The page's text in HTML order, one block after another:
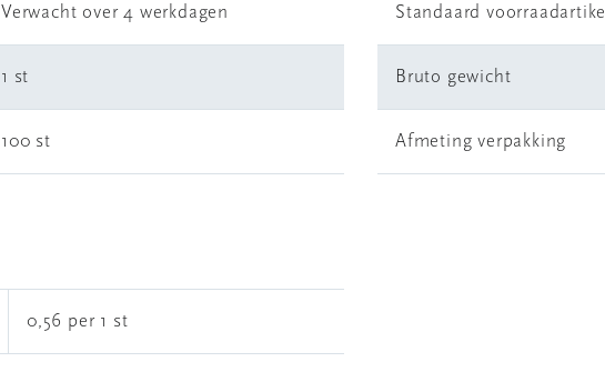
Verwacht over 4 werkdagen
1 st
100 st
Standaard voorraadartikel
Bruto gewicht
Afmeting verpakking
0,56 per 1 st